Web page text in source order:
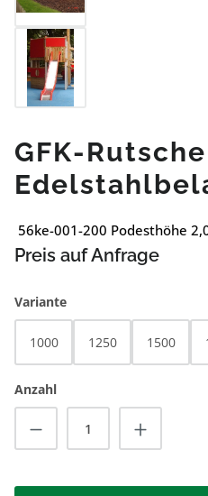
GFK-
56ke-001-200 Podesthöhe
Preis auf Anfrage
Varianteauswählen
1000 1250 1500
Anzahl
Produkt Anzahl: